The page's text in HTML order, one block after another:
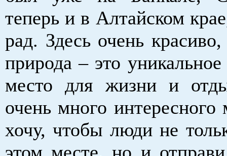
теперь и в Алтайском
рад. Здесь очень красиво,
природа – это
место для жизни и
очень много интересного
хочу, чтобы люди не